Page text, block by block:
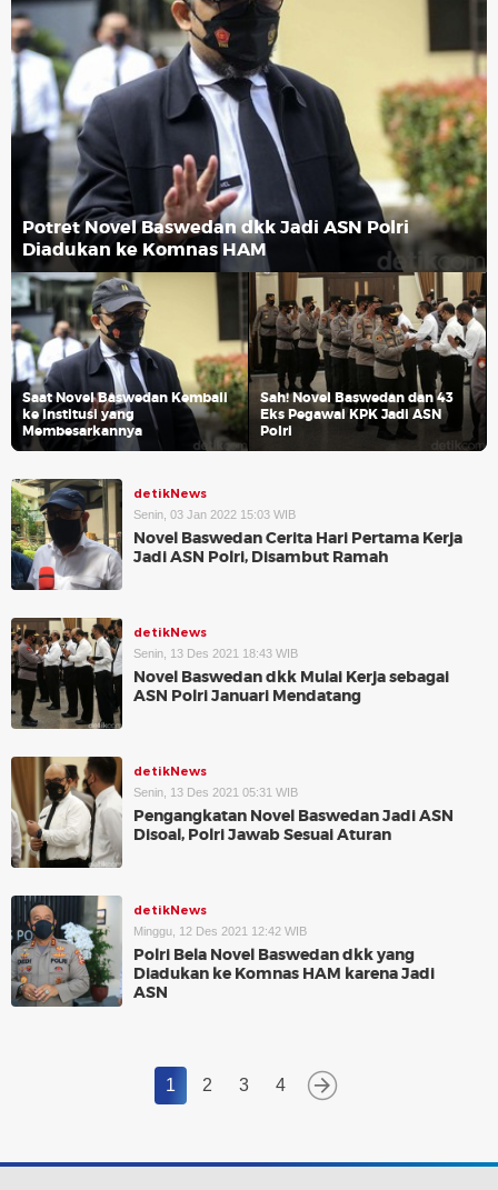
Potret Novel Baswedan dkk Jadi ASN Polri
Diadukan ke Komnas HAM
Saat Novel Baswedan Kembali
ke Institusi yang
Membesarkannya
Sah! Novel Baswedan dan 43
Eks Pegawai KPK Jadi ASN
Polri
detikNews
Senin, 03 Jan 2022 15:03 WIB
Novel Baswedan Cerita Hari Pertama Kerja
Jadi ASN Polri, Disambut Ramah
detikNews
Senin, 13 Des 2021 18:43 WIB
Novel Baswedan dkk Mulai Kerja sebagai
ASN Polri Januari Mendatang
detikNews
Senin, 13 Des 2021 05:31 WIB
Pengangkatan Novel Baswedan Jadi ASN
Disoal, Polri Jawab Sesuai Aturan
detikNews
Minggu, 12 Des 2021 12:42 WIB
Polri Bela Novel Baswedan dkk yang
Diadukan ke Komnas HAM karena Jadi
ASN
1 2 3 4